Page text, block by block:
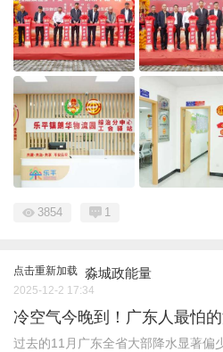
3854 1
点击重新加载 淼城政能量
2025-12-2 17:34
冷空气今晚到！广东人最怕
过去的11月广东全省大部降水显著偏